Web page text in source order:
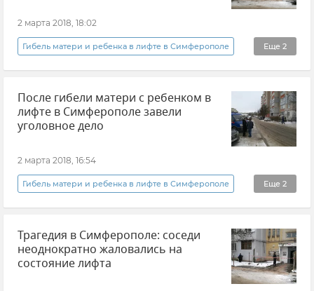
2 марта 2018, 18:02
Еще 2
Гибель матери и ребенка в лифте в Симферополе
Новости Происшествия
После гибели матери с ребенком в
лифте в Симферополе завели
уголовное дело
2 марта 2018, 16:54
Еще 2
Гибель матери и ребенка в лифте в Симферополе
Новости Происшествия
Трагедия в Симферополе: соседи
неоднократно жаловались на
состояние лифта